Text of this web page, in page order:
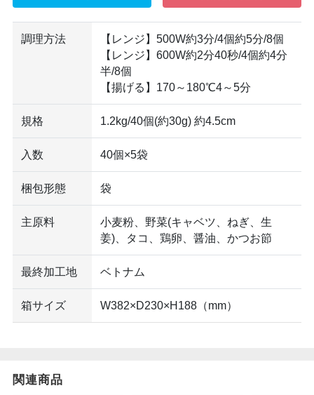
調理方法
【レンジ】500W約3分/4個約5分/8個
【レンジ】600W約2分40秒/4個約4分
半/8個
【揚げる】170～180℃4～5分
規格 1.2kg/40個(約30g) 約4.5cm
入数 40個×5袋
梱包形態 袋
主原料
小麦粉、野菜(キャベツ、ねぎ、生
姜)、タコ、鶏卵、醤油、かつお節
最終加工地 ベトナム
箱サイズ W382×D230×H188（mm）
関連商品